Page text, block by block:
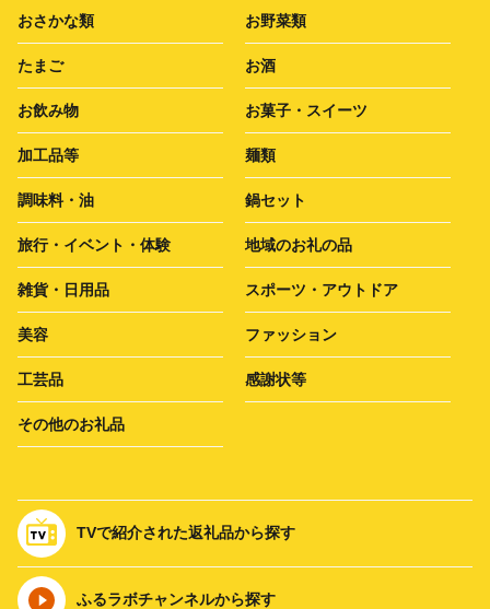
おさかな類 お野菜類
たまご お酒
お飲み物 お菓子・スイーツ
加工品等 麺類
調味料・油 鍋セット
旅行・イベント・体験 地域のお礼の品
雑貨・日用品 スポーツ・アウトドア
美容 ファッション
工芸品 感謝状等
その他のお礼品
TVで紹介された返礼品から探す
ふるラボチャンネルから探す